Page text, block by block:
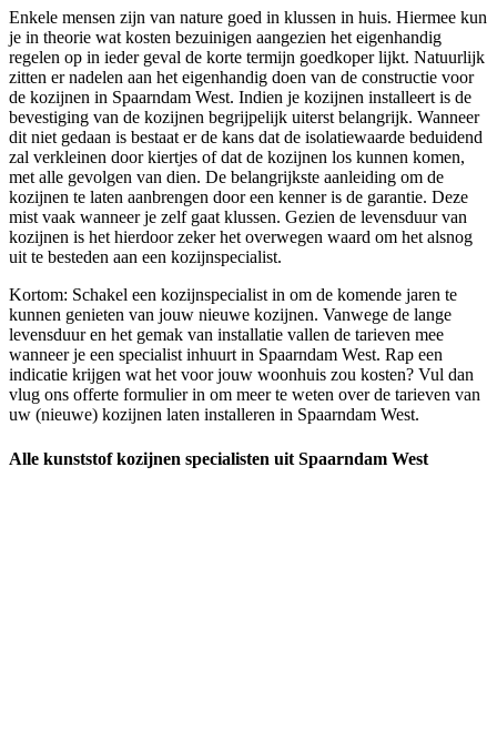
Enkele mensen zijn van nature goed in klussen in huis. Hiermee kun
je in theorie wat kosten bezuinigen aangezien het eigenhandig
regelen op in ieder geval de korte termijn goedkoper lijkt. Natuurlijk
zitten er nadelen aan het eigenhandig doen van de constructie voor
de kozijnen in Spaarndam West. Indien je kozijnen installeert is de
bevestiging van de kozijnen begrijpelijk uiterst belangrijk. Wanneer
dit niet gedaan is bestaat er de kans dat de isolatiewaarde beduidend
zal verkleinen door kiertjes of dat de kozijnen los kunnen komen,
met alle gevolgen van dien. De belangrijkste aanleiding om de
kozijnen te laten aanbrengen door een kenner is de garantie. Deze
mist vaak wanneer je zelf gaat klussen. Gezien de levensduur van
kozijnen is het hierdoor zeker het overwegen waard om het alsnog
uit te besteden aan een kozijnspecialist.
Kortom: Schakel een kozijnspecialist in om de komende jaren te
kunnen genieten van jouw nieuwe kozijnen. Vanwege de lange
levensduur en het gemak van installatie vallen de tarieven mee
wanneer je een specialist inhuurt in Spaarndam West. Rap een
indicatie krijgen wat het voor jouw woonhuis zou kosten? Vul dan
vlug ons offerte formulier in om meer te weten over de tarieven van
uw (nieuwe) kozijnen laten installeren in Spaarndam West.
Alle kunststof kozijnen specialisten uit Spaarndam West